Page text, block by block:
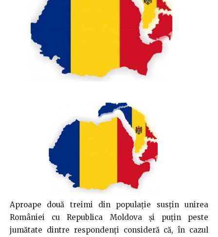
Aproape două treimi din populație susțin unirea
României cu Republica Moldova și puțin peste
jumătate dintre respondenți consideră că, în cazul